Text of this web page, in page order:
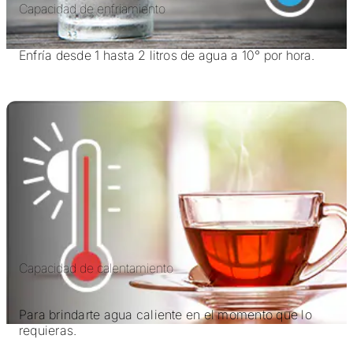
Capacidad de enfriamiento
Enfría desde 1 hasta 2 litros de agua a 10° por hora.
Capacidad de calentamiento
Para brindarte agua caliente en el momento que lo
requieras.